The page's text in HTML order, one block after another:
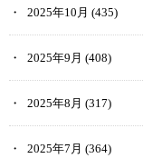
2025年10月 (435)
2025年9月 (408)
2025年8月 (317)
2025年7月 (364)